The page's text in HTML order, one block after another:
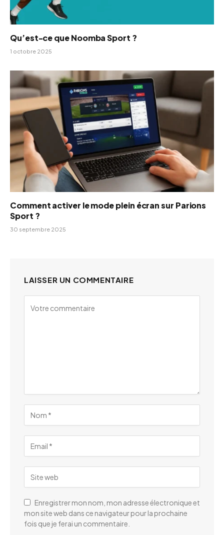
Qu’est-ce que Noomba Sport ?
1 octobre 2025
Comment activer le mode plein écran sur Parions
Sport ?
30 septembre 2025
LAISSER UN COMMENTAIRE
Enregistrer mon nom, mon adresse électronique et
mon site web dans ce navigateur pour la prochaine
fois que je ferai un commentaire.